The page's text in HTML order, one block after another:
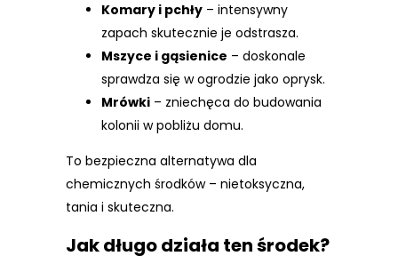
Komary i pchły – intensywny
zapach skutecznie je odstrasza.
Mszyce i gąsienice – doskonale
sprawdza się w ogrodzie jako oprysk.
Mrówki – zniechęca do budowania
kolonii w pobliżu domu.
To bezpieczna alternatywa dla
chemicznych środków – nietoksyczna,
tania i skuteczna.
Jak długo działa ten środek?